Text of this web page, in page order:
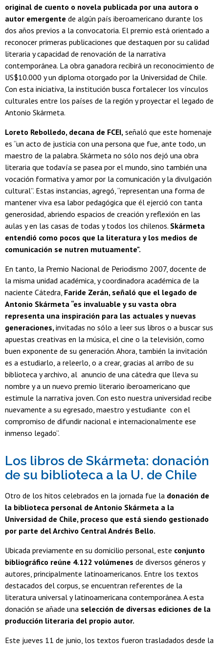
original de cuento o novela publicada por una autora o
autor emergente de algún país iberoamericano durante los
dos años previos a la convocatoria. El premio está orientado a
reconocer primeras publicaciones que destaquen por su calidad
literaria y capacidad de renovación de la narrativa
contemporánea. La obra ganadora recibirá un reconocimiento de
US$10.000 y un diploma otorgado por la Universidad de Chile.
Con esta iniciativa, la institución busca fortalecer los vínculos
culturales entre los países de la región y proyectar el legado de
Antonio Skármeta.
Loreto Rebolledo, decana de FCEI, señaló que este homenaje
es “un acto de justicia con una persona que fue, ante todo, un
maestro de la palabra. Skármeta no sólo nos dejó una obra
literaria que todavía se pasea por el mundo, sino también una
vocación formativa y amor por la comunicación y la divulgación
cultural”. Estas instancias, agregó, “representan una forma de
mantener viva esa labor pedagógica que él ejerció con tanta
generosidad, abriendo espacios de creación y reflexión en las
aulas y en las casas de todas y todos los chilenos. Skármeta
entendió como pocos que la literatura y los medios de
comunicación se nutren mutuamente".
En tanto, la Premio Nacional de Periodismo 2007, docente de
la misma unidad académica, y coordinadora académica de la
naciente Cátedra, Faride Zerán, señaló que el legado de
Antonio Skármeta “es invaluable y su vasta obra
representa una inspiración para las actuales y nuevas
generaciones,invitadas no sólo a leer sus libros o a buscar sus
apuestas creativas en la música, el cine o la televisión, como
buen exponente de su generación. Ahora, también la invitación
es a estudiarlo, a releerlo, o a crear, gracias al arribo de su
biblioteca y archivo, al anuncio de una cátedra que lleva su
nombre y a un nuevo premio literario iberoamericano que
estimule la narrativa joven. Con esto nuestra universidad recibe
nuevamente a su egresado, maestro y estudiante con el
compromiso de difundir nacional e internacionalmente ese
inmenso legado”.
Los libros de Skármeta: donación
de su biblioteca a la U. de Chile
Otro de los hitos celebrados en la jornada fue la donación de
la biblioteca personal de Antonio Skármeta a la
Universidad de Chile, proceso que está siendo gestionado
por parte del Archivo Central Andrés Bello.
Ubicada previamente en su domicilio personal, este conjunto
bibliográfico reúne 4.122 volúmenes de diversos géneros y
autores, principalmente latinoamericanos. Entre los textos
destacados del corpus, se encuentran referentes de la
literatura universal y latinoamericana contemporánea. A esta
donación se añade una selección de diversas ediciones de la
producción literaria del propio autor.
Este jueves 11 de junio, los textos fueron trasladados desde la